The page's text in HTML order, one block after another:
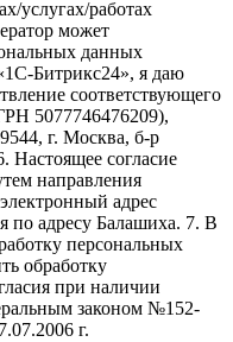
услугах/работах
может
данных
Битрикс24», я даю
соответствующего
5077746476209),
г. Москва, б-р
Настоящее согласие
направления
адрес
по адресу Балашиха. 7. В
персональных
обработку
при наличии
законом №152-
г.